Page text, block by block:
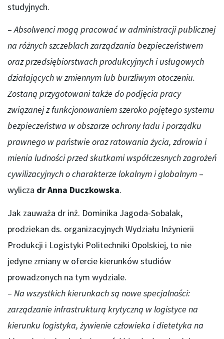
studyjnych.
–Absolwenci mogą pracować w administracji publicznej
na różnych szczeblach zarządzania bezpieczeństwem
oraz przedsiębiorstwach produkcyjnych i usługowych
działających w zmiennym lub burzliwym otoczeniu.
Zostaną przygotowani także do podjęcia pracy
związanej z funkcjonowaniem szeroko pojętego systemu
bezpieczeństwa w obszarze ochrony ładu i porządku
prawnego w państwie oraz ratowania życia, zdrowia i
mienia ludności przed skutkami współczesnych zagrożeń
cywilizacyjnych o charakterze lokalnym i globalnym –
wylicza dr Anna Duczkowska.
Jak zauważa dr inż. Dominika Jagoda-Sobalak,
prodziekan ds. organizacyjnych Wydziału Inżynierii
Produkcji i Logistyki Politechniki Opolskiej, to nie
jedyne zmiany w ofercie kierunków studiów
prowadzonych na tym wydziale.
– Na wszystkich kierunkach są nowe specjalności:
zarządzanie infrastrukturą krytyczną w logistyce na
kierunku logistyka, żywienie człowieka i dietetyka na